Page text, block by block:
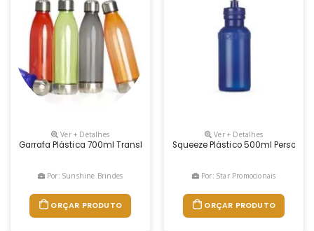
Ver + Detalhes
Garrafa Plástica 700ml Translúcida, Possui Tampa E Base Em
Por: Sunshine Brindes
ORÇAR PRODUTO
Ver + Detalhes
Squeeze Plástico 500ml
Por: Star Promocionais
ORÇAR PRODUTO